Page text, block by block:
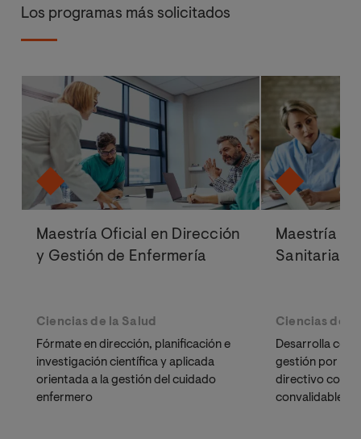
Los programas más solicitados
Maestría Oficial en Dirección
y Gestión de Enfermería
Ciencias de la Salud
Fórmate en dirección, planificación e
investigación científica y aplicada
orientada a la gestión del cuidado
enfermero
Maestría
Sanitaria y
Ciencias de
Desarrolla
gestión por
directivo con
convalidable